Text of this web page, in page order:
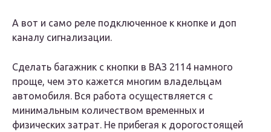
А вот и само реле подключенное к кнопке и доп
каналу сигнализации.
Сделать багажник с кнопки в ВАЗ 2114 намного
проще, чем это кажется многим владельцам
автомобиля. Вся работа осуществляется с
минимальным количеством временных и
физических затрат. Не прибегая к дорогостоящей